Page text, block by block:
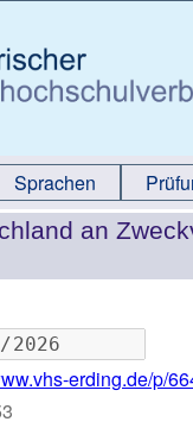
Sprachen
an
erding.de/p/